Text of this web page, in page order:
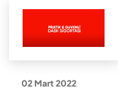
02 Mart 2022